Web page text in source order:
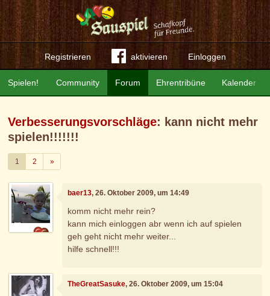
Registrieren aktivieren Einloggen
Community Forum Ehrentribüne Kalender
Spielen!
Verbesserungsvorschläge: kann nicht mehr
spielen!!!!!!!
1 2 »Weiter
baer13, 26. Oktober 2009, um 14:49
komm nicht mehr rein?
kann mich einloggen abr wenn ich auf spielen
geh geht nicht mehr weiter...
hilfe schnell!!!
TheGreatSasuke, 26. Oktober 2009, um 15:04